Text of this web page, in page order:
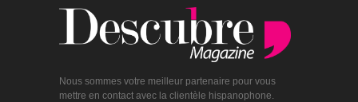
Nous sommes votre meilleur partenaire pour vous
mettre en contact avec la clientèle hispanophone.